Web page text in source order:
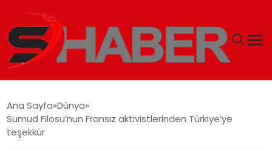
MAGAZIN
Ana Sayfa Dünya
Sumud Filosu’nun Fransız aktivistlerinden Türkiye’ye
teşekkür